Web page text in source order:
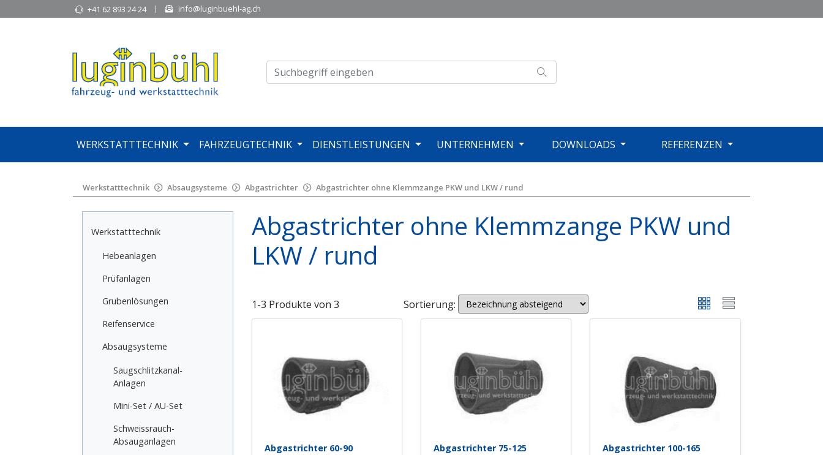
+41 62 893 24 24 info@luginbuehl-ag.ch
WERKSTATTTECHNIK FAHRZEUGTECHNIK DIENSTLEISTUNGEN UNTERNEHMEN DOWNLOADS REFERENZEN
Werkstatttechnik Absaugsysteme Abgastrichter Abgastrichter ohne Klemmzange PKW und LKW / rund
Werkstatttechnik
Hebeanlagen
Prüfanlagen
Grubenlösungen
Reifenservice
Absaugsysteme
Saugschlitzkanal-
Anlagen
Mini-Set / AU-Set
Schweissrauch-
Absauganlagen
Abgastrichter ohne Klemmzange PKW und
LKW / rund
1-3 Produkte von 3 Sortierung:
Abgastrichter 60-90 Abgastrichter 75-125 Abgastrichter 100-165